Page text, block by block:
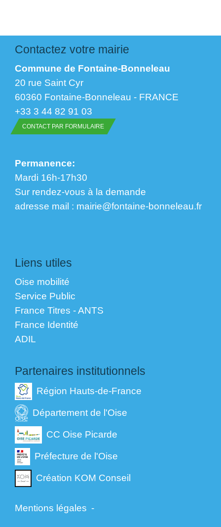
Contactez votre mairie
Commune de Fontaine-Bonneleau
20 rue Saint Cyr
60360 Fontaine-Bonneleau - FRANCE
+33 3 44 82 91 03
CONTACT PAR FORMULAIRE
Permanence:
Mardi 16h-17h30
Sur rendez-vous à la demande
​​​​​​​adresse mail : mairie@fontaine-bonneleau.fr
Liens utiles
Oise mobilité
Service Public
France Titres - ANTS
France Identité
ADIL
Partenaires institutionnels
Région Hauts-de-France
Département de l'Oise
CC Oise Picarde
Préfecture de l'Oise
Création KOM Conseil
Mentions légales -